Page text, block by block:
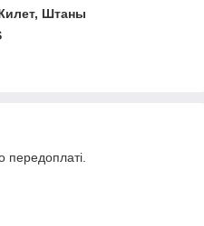
Штаны
передоплаті.